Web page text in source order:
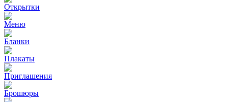
Открытки
Меню
Бланки
Плакаты
Приглашения
Брошюры